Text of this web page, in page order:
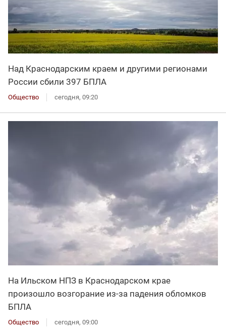
Над Краснодарским краем и другими регионами
России сбили 397 БПЛА
Общество сегодня, 09:20
На Ильском НПЗ в Краснодарском крае
произошло возгорание из-за падения обломков
БПЛА
Общество сегодня, 09:00